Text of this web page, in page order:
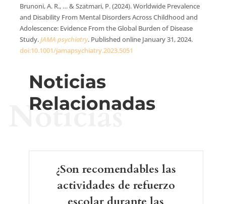
Brunoni, A. R., … & Szatmari, P. (2024). Worldwide Prevalence
and Disability From Mental Disorders Across Childhood and
Adolescence: Evidence From the Global Burden of Disease
Study.JAMA psychiatry. Published online January 31, 2024.
doi:10.1001/jamapsychiatry.2023.5051
Noticias
Relacionadas
Noticias
¿Son recomendables las
actividades de refuerzo